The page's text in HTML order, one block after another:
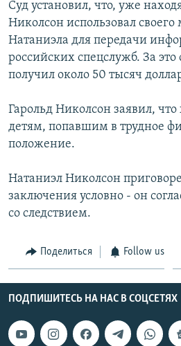
Суд установил, что, уже
Николсон использовал
Натаниэла для передачи
российских спецслужб. За
получил около 50 тысяч
Гарольд Николсон заявил,
детям, попавшим в трудное
положение.
Натаниэл Николсон
заключения условно - он
со следствием.
Поделиться Follow us
ПОДПИШИТЕСЬ НА НАС В СОЦСЕТЯХ